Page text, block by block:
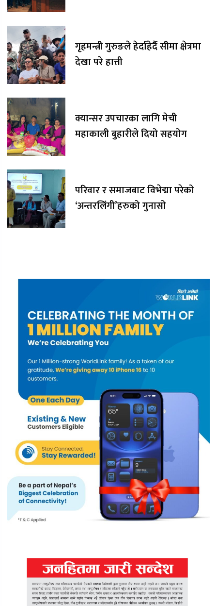
गृहमन्त्री गुरुङले हेर्दाहेर्दै सीमा क्षेत्रमा
देखा परे हात्ती
क्यान्सर उपचारका लागि मेची
महाकाली बुहारीले दियो सहयोग
परिवार र समाजबाट विभेद्मा परेको
‘अन्तरलिंगी’हरुको गुनासो